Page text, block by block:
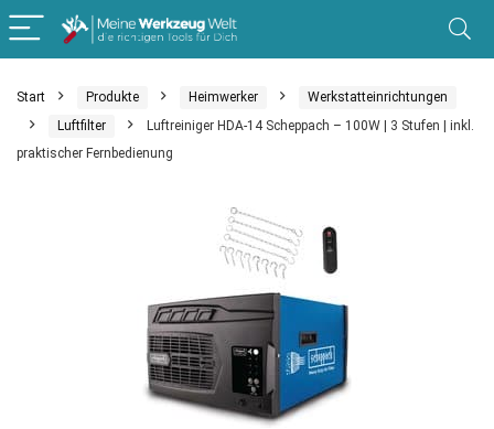
Start Produkte Heimwerker
Werkstatteinrichtungen
Luftfilter
Luftreiniger HDA-14 Scheppach – 100W | 3 Stufen | inkl.
praktischer Fernbedienung